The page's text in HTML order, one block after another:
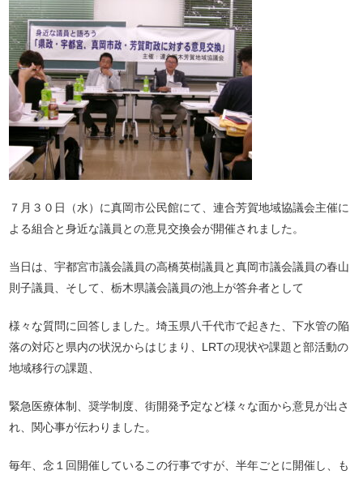
７月３０日（水）に真岡市公民館にて、連合芳賀地域協議会主催に
よる組合と身近な議員との意見交換会が開催されました。
当日は、宇都宮市議会議員の高橋英樹議員と真岡市議会議員の春山
則子議員、そして、栃木県議会議員の池上が答弁者として
様々な質問に回答しました。埼玉県八千代市で起きた、下水管の陥
落の対応と県内の状況からはじまり、LRTの現状や課題と部活動の
地域移行の課題、
緊急医療体制、奨学制度、街開発予定など様々な面から意見が出さ
れ、関心事が伝わりました。
毎年、念１回開催しているこの行事ですが、半年ごとに開催し、も